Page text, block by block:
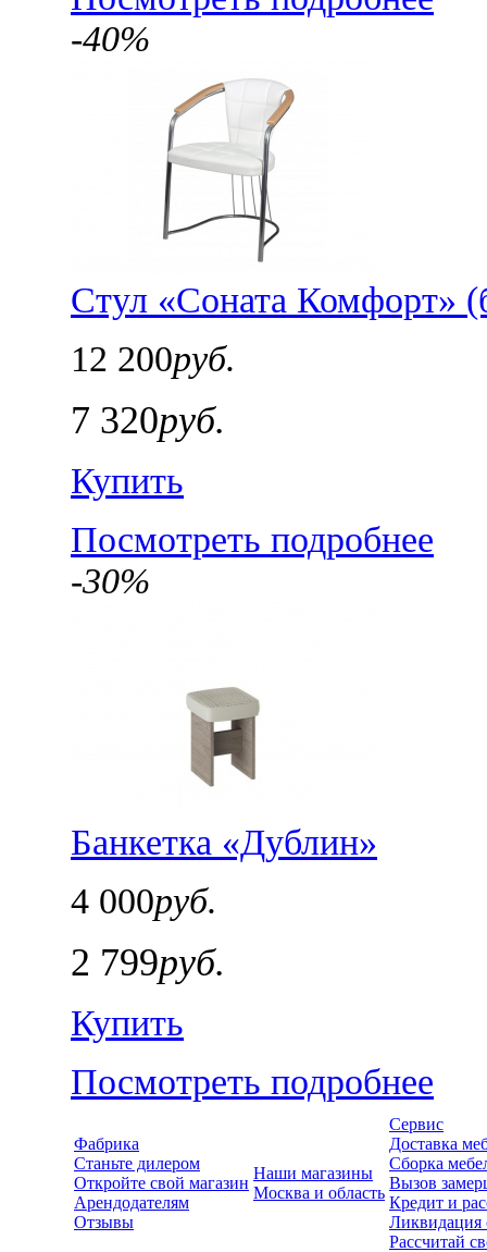
-40%
Стул «Соната Комфорт»
12 200руб.
7 320руб.
Купить
Посмотреть подробнее
-30%
Банкетка «Дублин»
4 000руб.
2 799руб.
Купить
Посмотреть подробнее
Фабрика
Станьте дилером
Откройте свой магазин
Арендодателям
Отзывы
Наши магазины
Москва и область
Сервис
Доставка
Сборка
Вызов
Кредит и
Ликвидация
Рассчитай